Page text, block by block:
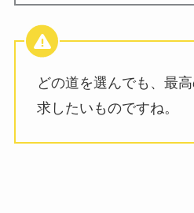
どの道を選んでも、最
求したいものですね。